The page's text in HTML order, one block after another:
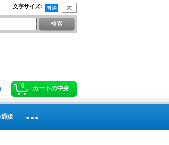
文字サイズ:
0 カートの中身
販